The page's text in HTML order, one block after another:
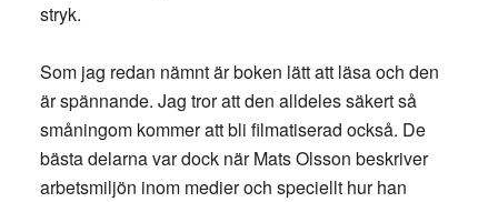
stryk.
Som jag redan nämnt är boken lätt att läsa och den
är spännande. Jag tror att den alldeles säkert så
småningom kommer att bli filmatiserad också. De
bästa delarna var dock när Mats Olsson beskriver
arbetsmiljön inom medier och speciellt hur han